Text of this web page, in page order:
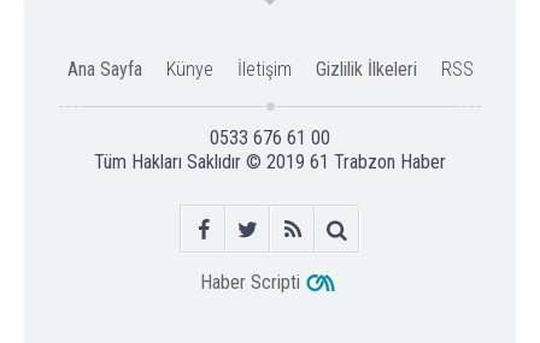
Ana Sayfa Künye İletişim Gizlilik İlkeleri RSS
0533 676 61 00
Tüm Hakları Saklıdır © 2019 61 Trabzon Haber
Haber Scripti